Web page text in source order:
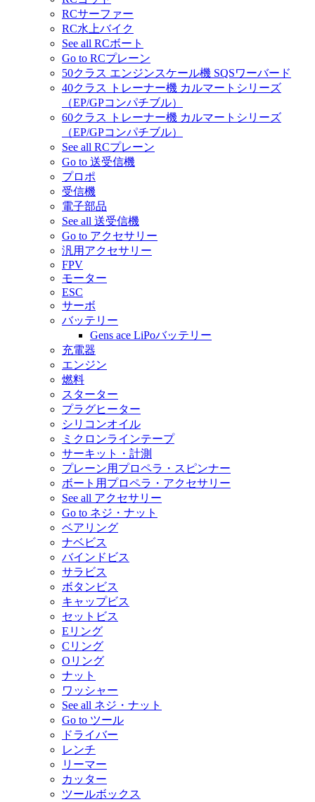
RCサーファー
RC水上バイク
See all RCボート
Go to RCプレーン
50クラス エンジンスケール機 SQSワーバード
40クラス トレーナー機 カルマートシリーズ
（EP/GPコンパチブル）
60クラス トレーナー機 カルマートシリーズ
（EP/GPコンパチブル）
See all RCプレーン
Go to 送受信機
プロポ
受信機
電子部品
See all 送受信機
Go to アクセサリー
汎用アクセサリー
FPV
モーター
ESC
サーボ
バッテリー
Gens ace LiPoバッテリー
充電器
エンジン
燃料
スターター
プラグヒーター
シリコンオイル
ミクロンラインテープ
サーキット・計測
プレーン用プロペラ・スピンナー
ボート用プロペラ・アクセサリー
See all アクセサリー
Go to ネジ・ナット
ベアリング
ナベビス
バインドビス
サラビス
ボタンビス
キャップビス
セットビス
Eリング
Cリング
Oリング
ナット
ワッシャー
See all ネジ・ナット
Go to ツール
ドライバー
レンチ
リーマー
カッター
ツールボックス